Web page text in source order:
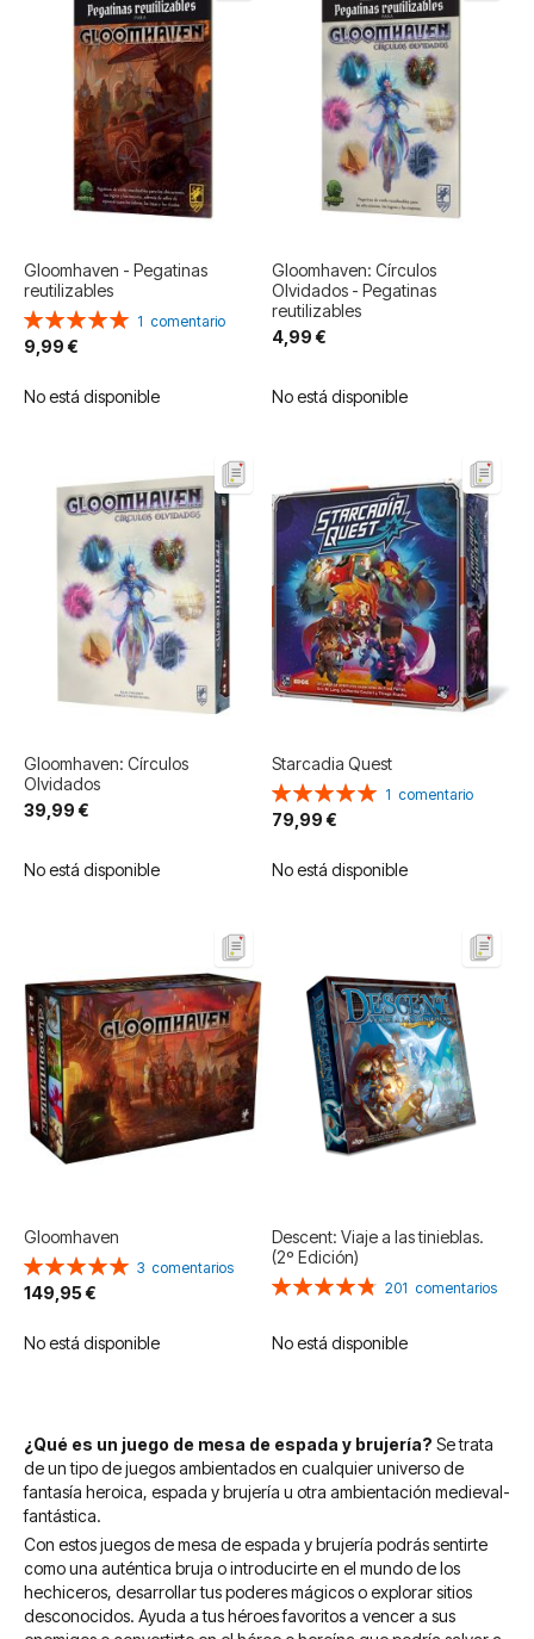
Gloomhaven - Pegatinas
reutilizables
Valoración:
100%
1 comentario
9,99 €
No está disponible
Gloomhaven: Círculos
Olvidados - Pegatinas
reutilizables
4,99 €
No está disponible
Gloomhaven: Círculos
Olvidados
39,99 €
No está disponible
Starcadia Quest
Valoración:
100%
1 comentario
79,99 €
No está disponible
Gloomhaven
Valoración:
100%
3 comentarios
149,95 €
No está disponible
Descent: Viaje a las tinieblas.
(2º Edición)
Valoración:
201 comentarios
No está disponible
¿Qué es un juego de mesa de espada y brujería? Se trata
de un tipo de juegos ambientados en cualquier universo de
fantasía heroica, espada y brujería u otra ambientación medieval-
fantástica.
Con estos juegos de mesa de espada y brujería podrás sentirte
como una auténtica bruja o introducirte en el mundo de los
hechiceros, desarrollar tus poderes mágicos o explorar sitios
desconocidos. Ayuda a tus héroes favoritos a vencer a sus